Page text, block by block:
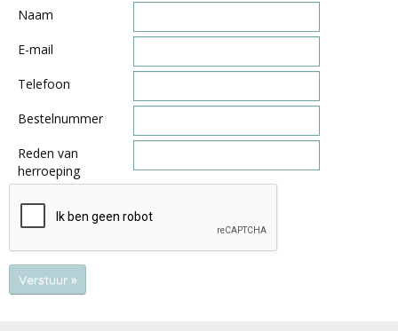
Naam
E-mail
Telefoon
Bestelnummer
Reden van
herroeping
Verstuur »